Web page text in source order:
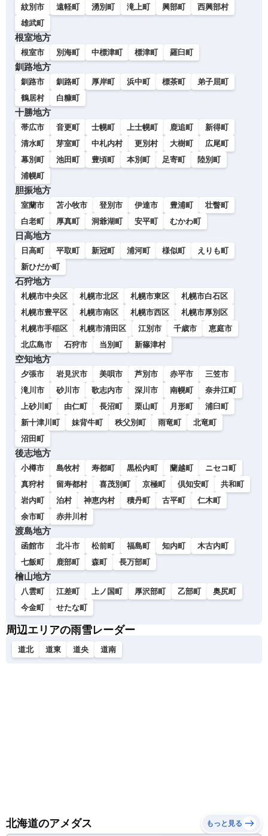
紋別市 遠軽町 湧別町 滝上町 興部町
西興部村
雄武町
根室地方
根室市 別海町 中標津町 標津町 羅臼町
釧路地方
釧路市 釧路町 厚岸町 浜中町 標茶町
弟子屈町
鶴居村
白糠町
十勝地方
帯広市 音更町 士幌町 上士幌町 鹿追町
新得町
清水町
芽室町 中札内村 更別村 大樹町
広尾町
幕別町
池田町 豊頃町 本別町 足寄町
陸別町
浦幌町
胆振地方
室蘭市 苫小牧市 登別市 伊達市 豊浦町
壮瞥町
白老町
厚真町 洞爺湖町 安平町 むかわ町
日高地方
日高町 平取町 新冠町 浦河町 様似町
えりも町
新ひだか町
石狩地方
札幌市中央区 札幌市北区 札幌市東区
札幌市白石区
札幌市豊平区
札幌市南区 札幌市西区
札幌市厚別区
札幌市手稲区
札幌市清田区 江別市 千歳市
恵庭市
北広島市
石狩市 当別町 新篠津村
空知地方
夕張市 岩見沢市 美唄市 芦別市 赤平市
三笠市
滝川市
砂川市 歌志内市 深川市 南幌町
奈井江町
上砂川町
由仁町 長沼町 栗山町 月形町
浦臼町
新十津川町
妹背牛町 秩父別町 雨竜町
北竜町
沼田町
後志地方
小樽市 島牧村 寿都町 黒松内町 蘭越町
ニセコ町
真狩村
留寿都村 喜茂別町 京極町 倶知安町
共和町
岩内町
泊村 神恵内村 積丹町 古平町
仁木町
余市町
赤井川村
渡島地方
函館市 北斗市 松前町 福島町 知内町
木古内町
七飯町
鹿部町 森町 長万部町
檜山地方
八雲町 江差町 上ノ国町 厚沢部町 乙部町
奥尻町
今金町
せたな町
周辺エリアの雨雪レーダー
道北 道東 道央 道南
北海道のアメダス もっと見る